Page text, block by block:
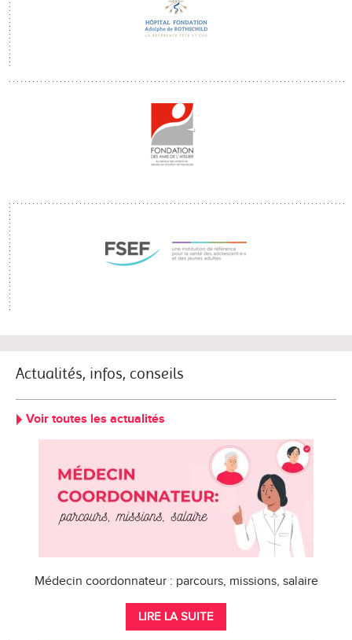
Actualités, infos, conseils
Voir toutes les actualités
Médecin coordonnateur : parcours, missions, salaire
LIRE LA SUITE